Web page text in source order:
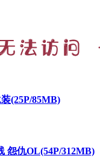
(25P/85MB)
怨仇OL(54P/312MB)